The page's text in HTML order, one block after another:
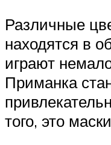
Различные
находятся в
играют
Приманка
того, это